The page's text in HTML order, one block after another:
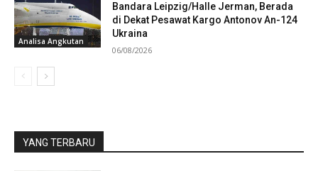
Analisa Angkutan
Bandara Leipzig/Halle Jerman, Berada
di Dekat Pesawat Kargo Antonov An-124
Ukraina
06/08/2026
YANG TERBARU